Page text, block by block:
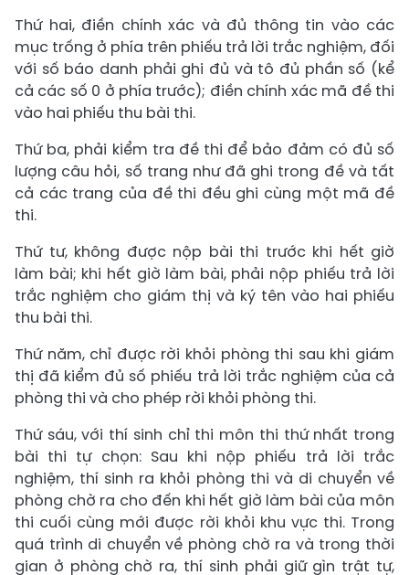
Thứ hai, điền chính xác và đủ thông tin vào các
mục trống ở phía trên phiếu trả lời trắc nghiệm, đối
với số báo danh phải ghi đủ và tô đủ phần số (kể
cả các số 0 ở phía trước); điền chính xác mã đề thi
vào hai phiếu thu bài thi.
Thứ ba, phải kiểm tra đề thi để bảo đảm có đủ số
lượng câu hỏi, số trang như đã ghi trong đề và tất
cả các trang của đề thi đều ghi cùng một mã đề
thi.
Thứ tư, không được nộp bài thi trước khi hết giờ
làm bài; khi hết giờ làm bài, phải nộp phiếu trả lời
trắc nghiệm cho giám thị và ký tên vào hai phiếu
thu bài thi.
Thứ năm, chỉ được rời khỏi phòng thi sau khi giám
thị đã kiểm đủ số phiếu trả lời trắc nghiệm của cả
phòng thi và cho phép rời khỏi phòng thi.
Thứ sáu, với thí sinh chỉ thi môn thi thứ nhất trong
bài thi tự chọn: Sau khi nộp phiếu trả lời trắc
nghiệm, thí sinh ra khỏi phòng thi và di chuyển về
phòng chờ ra cho đến khi hết giờ làm bài của môn
thi cuối cùng mới được rời khỏi khu vực thi. Trong
quá trình di chuyển về phòng chờ ra và trong thời
gian ở phòng chờ ra, thí sinh phải giữ gìn trật tự,